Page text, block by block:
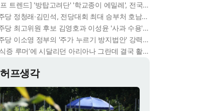
[허프 트렌드] '방탑고려단' '학교종이 에밀레', 전국 275팀 몰린 2026년 국립중앙박물관 분장대회 : 숨은 실력자들 나온다
민주당 정청래·김민석, 전당대회 최대 승부처 호남 표심잡기 총력 : 격차 10%p 안이냐, 밖이냐
민주당 최고위원 후보 김영호과 이성윤 '사과 수용'으로 한판 붙었다 : 난데없이 "검사주의자"
민주당 이소영 정부의 '주가 누르기 방지법안' 강력하게 비판했다 : "사실상 적용 대상 없을 법안"
‘거식증 루머’에 시달리던 아리아나 그란데 결국 활동 중단 : “왜 이렇게 말랐냐” 팬들 걱정이 그에게 고통이 됐다
허프생각